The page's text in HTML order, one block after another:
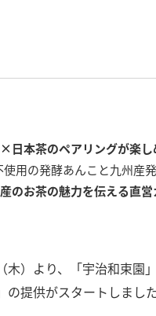
日本茶のペアリングが楽
使用の発酵あんこと九州産
のお茶の魅力を伝える直営
木）より、「宇治和束園
の提供がスタートしました